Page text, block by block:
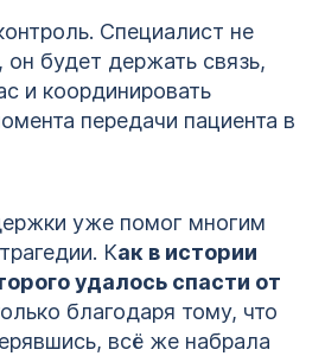
Специалист не
он будет держать связь,
и координировать
передачи пациента в
уже помог многим
Как в истории
удалось спасти от
благодаря тому, что
всё же набрала